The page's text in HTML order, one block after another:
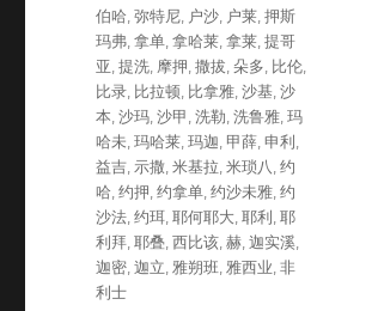
伯哈 ,弥特尼 户沙 户莱 ,押斯
玛弗 ,拿单 ,拿哈莱 ,拿莱 ,提哥
亚 ,提洗 摩押 ,撒拔 ,朵多 比伦
比录 比拉顿 比拿雅 ,沙基 ,沙
本 ,沙玛 ,沙甲 ,洗勒 ,洗鲁雅 ,玛
哈未 ,玛哈莱 ,玛迦 ,甲薛 ,申利
益吉 示撒 ,米基拉 ,米琐八 ,约
哈 ,约押 ,约拿单 ,约沙未雅 ,约
沙法 ,约珥 ,耶何耶大 ,耶利 ,耶
利拜 ,耶叠 ,西比该 ,赫 ,迦实溪
迦密 ,迦立 雅朔班 雅西业 ,非
利士